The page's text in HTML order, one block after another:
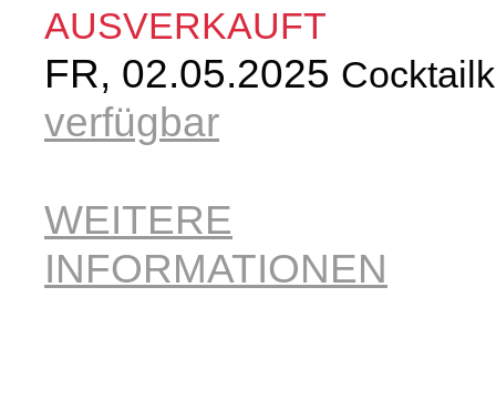
AUSVERKAUFT
FR, 02.05.2025
verfügbar
WEITERE
INFORMATIONEN